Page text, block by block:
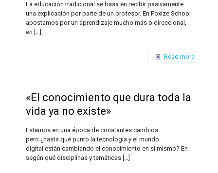
La educación tradicional se basa en recibir pasivamente
una explicación por parte de un profesor. En Foxize School
apostamos por un aprendizaje mucho más bidireccional,
en […]
Read more
«El conocimiento que dura toda la
vida ya no existe»
Estamos en una época de constantes cambios
pero ¿hasta qué punto la tecnología y el mundo
digital están cambiando el conocimiento en sí mismo? En
según qué disciplinas y temáticas […]